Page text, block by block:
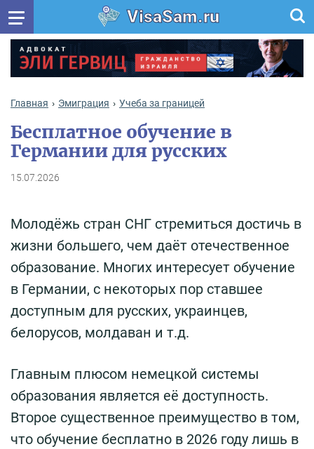
VisaSam.ru
Главная Эмиграция Учеба за границей
Бесплатное обучение в
Германии для русских
15.07.2026
Молодёжь стран СНГ стремиться достичь в
жизни большего, чем даёт отечественное
образование. Многих интересует обучение
в Германии, с некоторых пор ставшее
доступным для русских, украинцев,
белорусов, молдаван и т.д.
Главным плюсом немецкой системы
образования является её доступность.
Второе существенное преимущество в том,
что обучение бесплатно в 2026 году лишь в